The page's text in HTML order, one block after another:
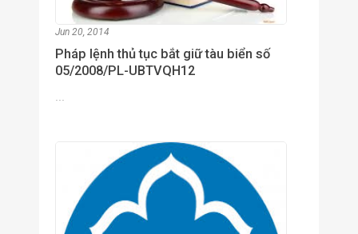
Jun 20, 2014
Pháp lệnh thủ tục bắt giữ tàu biển số
05/2008/PL-UBTVQH12